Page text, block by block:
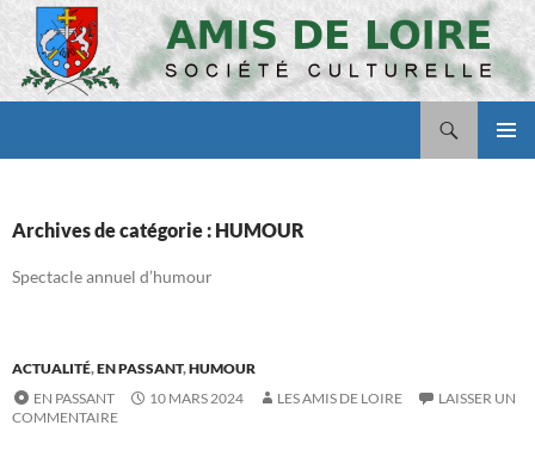
Aller
contenu
Archives de catégorie : HUMOUR
Spectacle annuel d’humour
ACTUALITÉ,EN PASSANT,HUMOUR
EN PASSANT
10 MARS 2024 LES AMIS DE LOIRE
LAISSER UN
COMMENTAIRE